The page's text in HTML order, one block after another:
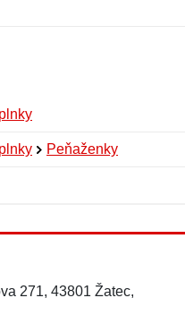
Peňaženky
271, 43801 Žatec,